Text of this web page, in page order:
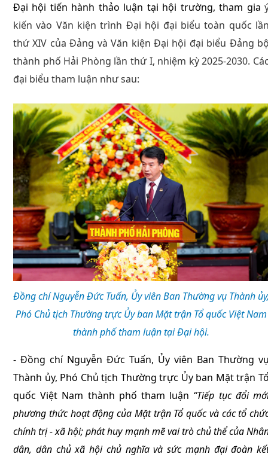
Đại hội tiến hành thảo luận tại hội trường, tham gia
kiến vào Văn kiện trình Đại hội đại biểu toàn quốc
thứ XIV của Đảng và Văn kiện Đại hội đại biểu Đảng
thành phố Hải Phòng lần thứ I, nhiệm kỳ 2025-2030.
đại biểu tham luận như sau:
Đồng chí Nguyễn Đức Tuấn, Ủy viên Ban Thường vụ Thành
Phó Chủ tịch Thường trực Ủy ban Mặt trận Tổ quốc Việt Nam
thành phố tham luận tại Đại hội.
- Đồng chí Nguyễn Đức Tuấn, Ủy viên Ban Thường
Thành ủy, Phó Chủ tịch Thường trực Ủy ban Mặt trận
quốc Việt Nam thành phố tham luận “Tiếp tục đổi
phương thức hoạt động của Mặt trận Tổ quốc và các tổ
chính trị - xã hội; phát huy mạnh mẽ vai trò chủ thể của
dân, dân chủ xã hội chủ nghĩa và sức mạnh đại đoàn